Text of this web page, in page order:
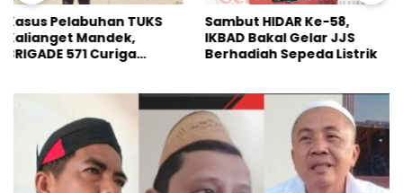
Sambut HIDAR Ke-58,
IKBAD Bakal Gelar JJS
Berhadiah Sepeda Listrik
Dinilai Perkuat Stabilitas
Pangan Nasional, Badko
HMI Jatim Apresiasi